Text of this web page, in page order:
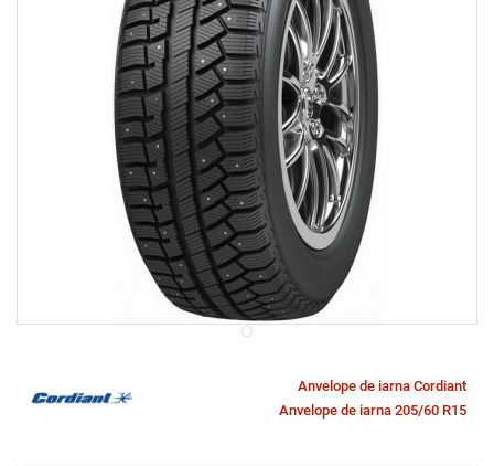
Anvelope de iarna Cordiant
Anvelope de iarna 205/60 R15